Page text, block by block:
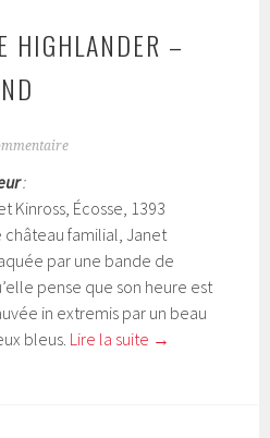
HIGHLANDER –
:
Kinross, Écosse, 1393
château familial, Janet
par une bande de
pense que son heure est
in extremis par un beau
bleus. Lire la suite →